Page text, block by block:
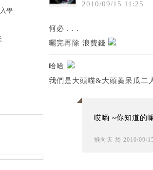
2010/09/15 11 :25
何必 . . .
曬完再除 浪費錢
哈哈
我們是大頭喵&大頭蓁呆瓜
哎喲 ~你知道的
飛向天 於 2010/09/
學